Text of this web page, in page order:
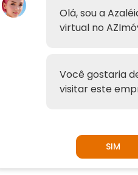
Olá, sou a
virtual no
Você gostaria
visitar este
SIM
Institucional
© 2026 AZImóvel | AZImóvel
Imóvelp